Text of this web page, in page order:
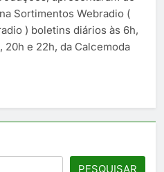
Sortimentos Webradio (
) boletins diários às 6h,
20h e 22h, da Calcemoda
PESQUISAR